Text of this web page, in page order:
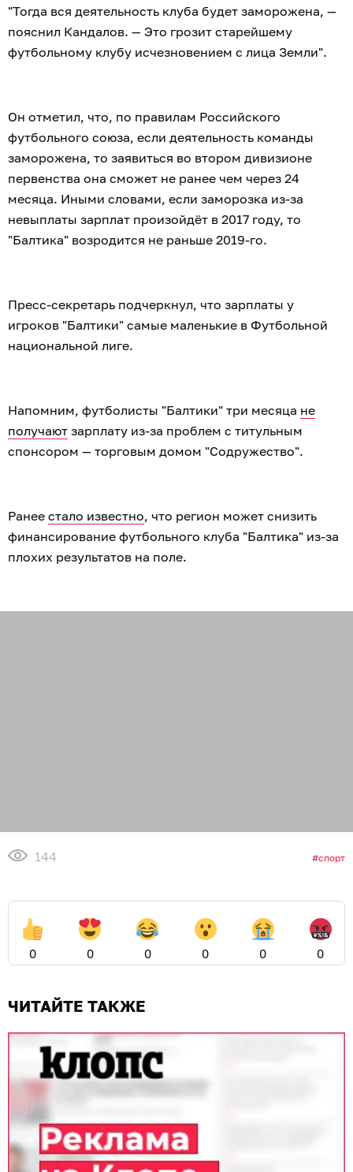
"Тогда вся деятельность клуба будет заморожена, —
пояснил Кандалов. — Это грозит старейшему
футбольному клубу исчезновением с лица Земли".
Он отметил, что, по правилам Российского
футбольного союза, если деятельность команды
заморожена, то заявиться во втором дивизионе
первенства она сможет не ранее чем через 24
месяца. Иными словами, если заморозка из-за
невыплаты зарплат произойдёт в 2017 году, то
"Балтика" возродится не раньше 2019-го.
Пресс-секретарь подчеркнул, что зарплаты у
игроков "Балтики" самые маленькие в Футбольной
национальной лиге.
Напомним, футболисты "Балтики" три месяца не
получают зарплату из-за проблем с титульным
спонсором — торговым домом "Содружество".
Ранее стало известно, что регион может снизить
финансирование футбольного клуба "Балтика" из-за
плохих результатов на поле.
144 спорт
0 0 0 0 0 0
ЧИТАЙТЕ ТАКЖЕ